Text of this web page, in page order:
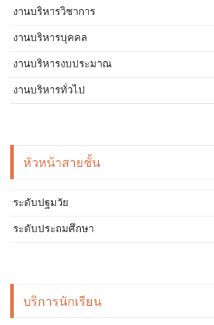
งานบริหารวิชาการ
งานบริหารบุคคล
งานบริหารงบประมาณ
งานบริหารทั่วไป
หัวหน้าสายชั้น
ระดับปฐมวัย
ระดับประถมศึกษา
บริการนักเรียน